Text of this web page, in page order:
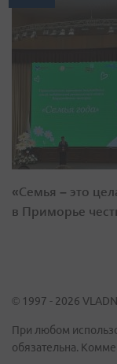
«Семья – это
в Приморье
© 1997 - 2026
При любом
обязательна.